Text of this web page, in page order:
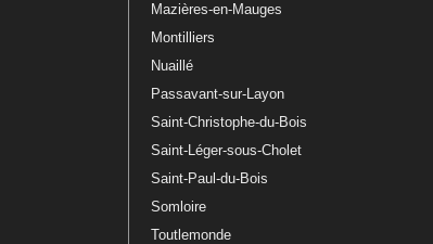
Mazières-en-Mauges
Montilliers
Nuaillé
Passavant-sur-Layon
Saint-Christophe-du-Bois
Saint-Léger-sous-Cholet
Saint-Paul-du-Bois
Somloire
Toutlemonde